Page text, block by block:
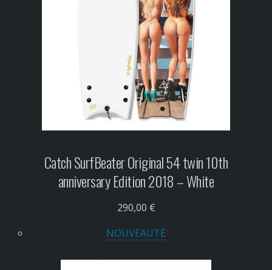
Catch SurfBeater Original 54 twin 10th
anniversary Edition 2018 – White
290,00 €
NOUVEAUTÉ